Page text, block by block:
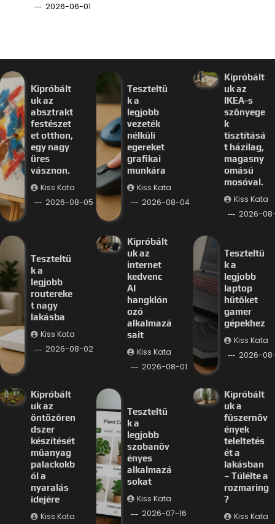
2026-06-01
Kipróbált
uk az
absztrakt
festészet
et otthon,
egy nagy
üres
vásznon.
Kiss Kata
2026-08-05
Teszteltü
k a
legjobb
vezeték
nélküli
egereket
grafikai
munkára
Kiss Kata
2026-08-04
Kipróbált
uk az
IKEA-s
szőnyege
k
tisztításá
t házilag,
magasny
omású
mosóval.
Kiss Kata
2026-
Teszteltü
k a
legjobb
routereke
t nagy
lakásba
Kiss Kata
2026-08-02
Kipróbált
uk az
internet
kedvenc
AI
hangklón
ozó
alkalmazá
sait
Kiss Kata
2026-08-01
Teszteltü
k a
legjobb
laptop
hűtőket
gamer
gépekhez
Kiss Kata
2026-
Kipróbált
uk az
öntözőren
dszer
készítését
műanyag
palackokb
ól a
nyaralás
idejére
Kiss Kata
Teszteltü
k a
legjobb
szobanöv
ényes
alkalmazá
sokat
Kiss Kata
2026-07-16
Kipróbált
uk a
fűszernöv
ények
teleltetés
ét a
lakásban
– Túlélte a
rozmaring
?
Kiss Kata